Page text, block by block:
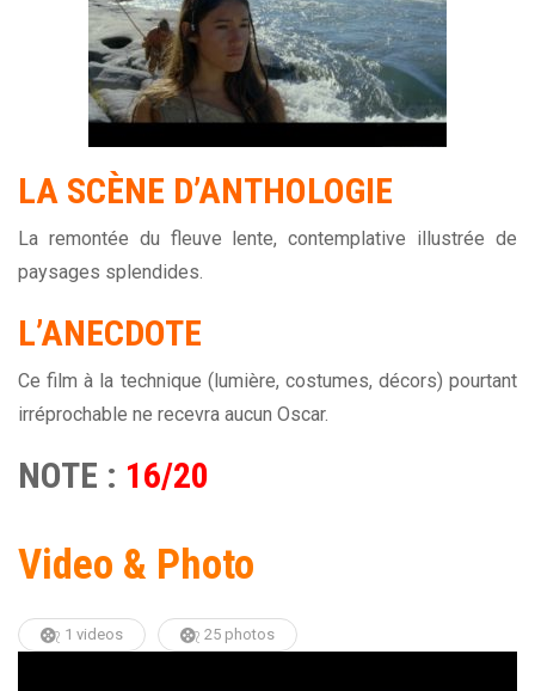
LA SCÈNE D’ANTHOLOGIE
La remontée du fleuve lente, contemplative illustrée de
paysages splendides.
L’ANECDOTE
Ce film à la technique (lumière, costumes, décors) pourtant
irréprochable ne recevra aucun Oscar.
NOTE : 16/20
Video & Photo
1 videos 25 photos